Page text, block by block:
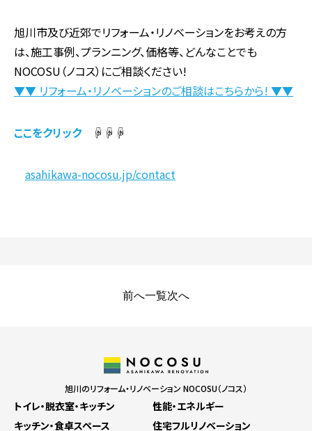
旭川市及び近郊でリフォーム・リノベーションをお考えの方
は、施工事例、プランニング、価格等、どんなことでも
NOCOSU（ノコス）にご相談ください!
▼▼ リフォーム・リノベーションのご相談はこちらから! ▼▼
ここをクリック ☟☟☟
asahikawa-nocosu.jp/contact
前へ一覧次へ
旭川のリフォーム・リノベーション NOCOSU（ノコス）
トイレ・脱衣室・キッチン
性能・エネルギー
キッチン・食卓スペース
住宅フルリノベーション